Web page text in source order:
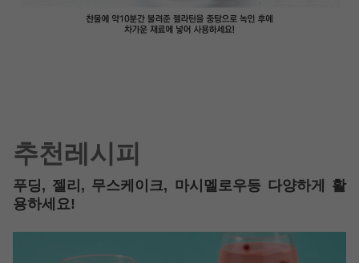
추천레시피
푸딩, 젤리, 무스케이크, 마시멜로우등 다양하게 활
용하세요!